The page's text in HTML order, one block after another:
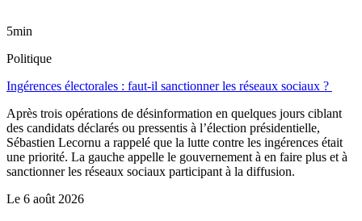
5min
Politique
Ingérences électorales : faut-il sanctionner les réseaux sociaux ?
Après trois opérations de désinformation en quelques jours ciblant
des candidats déclarés ou pressentis à l’élection présidentielle,
Sébastien Lecornu a rappelé que la lutte contre les ingérences était
une priorité. La gauche appelle le gouvernement à en faire plus et à
sanctionner les réseaux sociaux participant à la diffusion.
Le 6 août 2026